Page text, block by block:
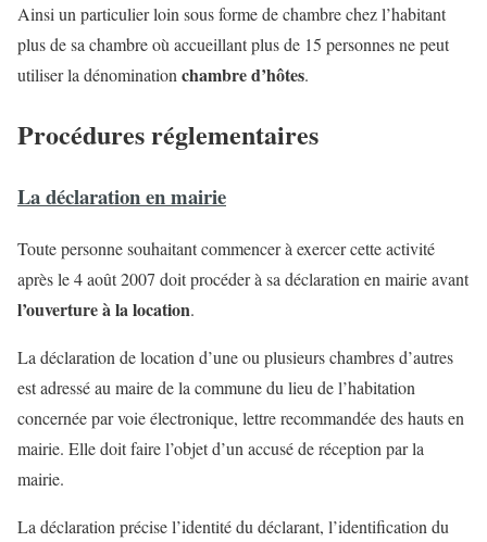
Ainsi un particulier loin sous forme de chambre chez l’habitant
plus de sa chambre où accueillant plus de 15 personnes ne peut
utiliser la dénomination chambre d’hôtes.
Procédures réglementaires
La déclaration en mairie
Toute personne souhaitant commencer à exercer cette activité
après le 4 août 2007 doit procéder à sa déclaration en mairie avant
l’ouverture à la location.
La déclaration de location d’une ou plusieurs chambres d’autres
est adressé au maire de la commune du lieu de l’habitation
concernée par voie électronique, lettre recommandée des hauts en
mairie. Elle doit faire l’objet d’un accusé de réception par la
mairie.
La déclaration précise l’identité du déclarant, l’identification du